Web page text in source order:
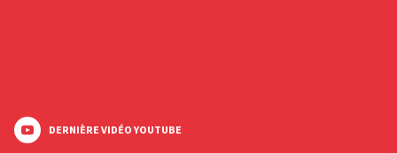
DERNIÈRE VIDÉO YOUTUBE